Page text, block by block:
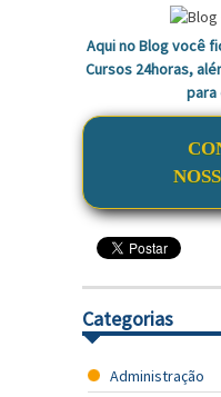
Aqui no Blog você
Cursos 24horas,
para
Categorias
Administração